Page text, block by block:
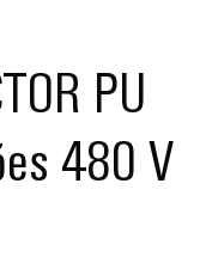
PU
480 V